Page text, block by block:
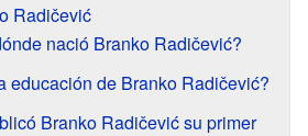
Radičević
nació Branko Radičević?
educación de Branko Radičević?
Branko Radičević su primer